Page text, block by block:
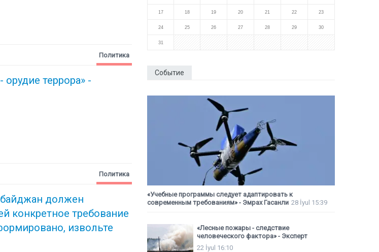
террора» -
Политика
должен
конкретное требование
извольте
Политика
17 18 19 20 21 22 23
24 25 26 27 28 29 30
31
Событие
«Учебные программы следует адаптировать к
современным требованиям» - Эмрах Гасанли 28 İyul 15:39
«Лесные пожары - следствие
человеческого фактора» - Эксперт
22 İyul 16:10